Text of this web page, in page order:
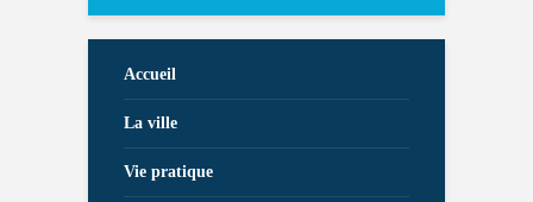
Accueil
La ville
Vie pratique